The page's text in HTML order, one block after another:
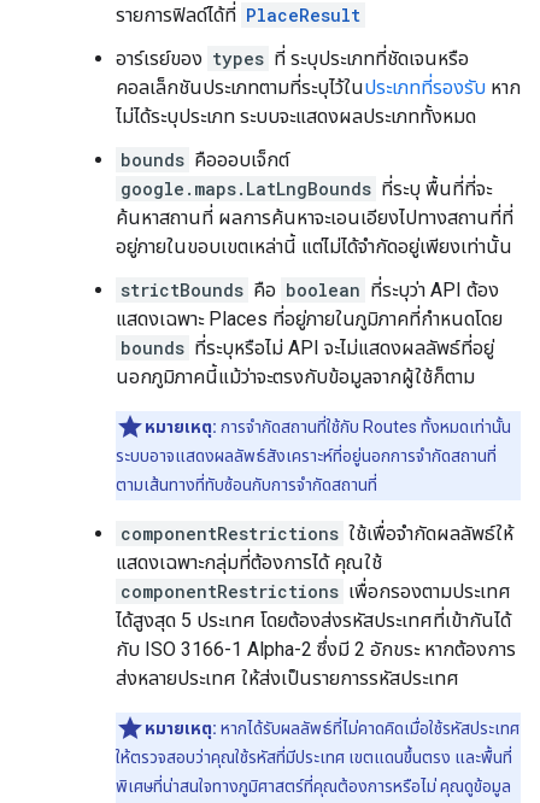
รายการฟิลด์ได้ที่ PlaceResult
อาร์เรย์ของ types ที่ ระบุประเภทที่ชัดเจนหรือ
คอลเล็กชันประเภทตามที่ระบุไว้ในประเภทที่รองรับ หาก
ไม่ได้ระบุประเภท ระบบจะแสดงผลประเภททั้งหมด
bounds คือออบเจ็กต์
google.maps.LatLngBounds ที่ระบุ พื้นที่ที่จะ
ค้นหาสถานที่ ผลการค้นหาจะเอนเอียงไปทางสถานที่ที่
อยู่ภายในขอบเขตเหล่านี้ แต่ไม่ได้จำกัดอยู่เพียงเท่านั้น
strictBounds คือ boolean ที่ระบุว่า API ต้อง
แสดงเฉพาะ Places ที่อยู่ภายในภูมิภาคที่กำหนดโดย
bounds ที่ระบุหรือไม่ API จะไม่แสดงผลลัพธ์ที่อยู่
นอกภูมิภาคนี้แม้ว่าจะตรงกับข้อมูลจากผู้ใช้ก็ตาม
หมายเหตุ: การจำกัดสถานที่ใช้กับ Routes ทั้งหมดเท่านั้น
ระบบอาจแสดงผลลัพธ์สังเคราะห์ที่อยู่นอกการจำกัดสถานที่
ตามเส้นทางที่ทับซ้อนกับการจำกัดสถานที่
componentRestrictions ใช้เพื่อจำกัดผลลัพธ์ให้
แสดงเฉพาะกลุ่มที่ต้องการได้ คุณใช้
componentRestrictions เพื่อกรองตามประเทศ
ได้สูงสุด 5 ประเทศ โดยต้องส่งรหัสประเทศที่เข้ากันได้
กับ ISO 3166-1 Alpha-2 ซึ่งมี 2 อักขระ หากต้องการ
ส่งหลายประเทศ ให้ส่งเป็นรายการรหัสประเทศ
หมายเหตุ: หากได้รับผลลัพธ์ที่ไม่คาดคิดเมื่อใช้รหัสประเทศ
ให้ตรวจสอบว่าคุณใช้รหัสที่มีประเทศ เขตแดนขึ้นตรง และพื้นที่
พิเศษที่น่าสนใจทางภูมิศาสตร์ที่คุณต้องการหรือไม่ คุณดูข้อมูล